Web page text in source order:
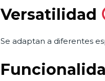
Versatilidad
Se adaptan a diferentes